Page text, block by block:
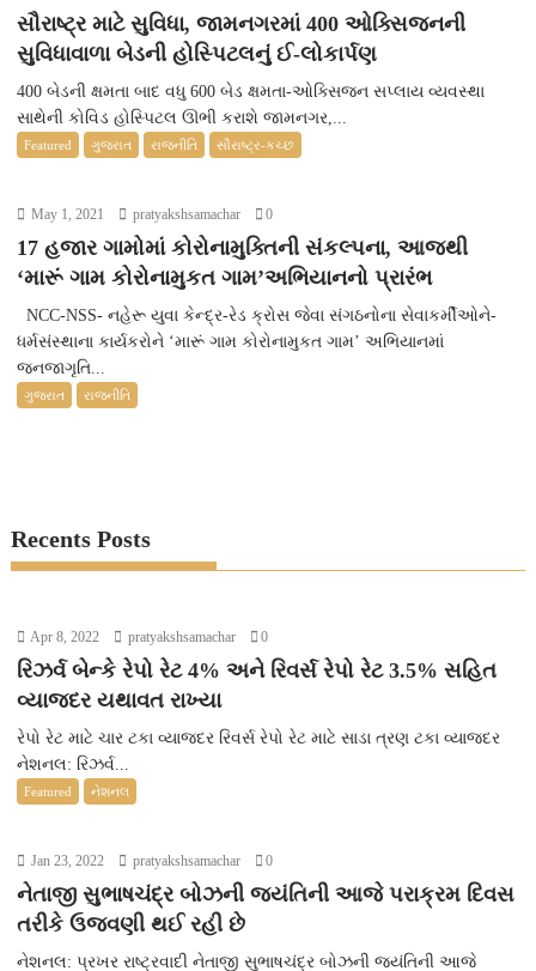
સૌરાષ્ટ્ર માટે સુવિધા, જામનગરમાં 400 ઓક્સિજનની
સુવિધાવાળા બેડની હોસ્પિટલનું ઈ-લોકાર્પણ
400 બેડની ક્ષમતા બાદ વધુ 600 બેડ ક્ષમતા-ઓક્સિજન સપ્લાય વ્યવસ્થા
સાથેની કોવિડ હોસ્પિટલ ઊભી કરાશે જામનગર,...
Featured ગુજરાત રાજનીતિ સૌરાષ્ટ્ર-કચ્છ
May 1, 2021 pratyakshsamachar 0
17 હજાર ગામોમાં કોરોનામુક્તિની સંકલ્પના, આજથી
‘મારૂં ગામ કોરોનામુકત ગામ’અભિયાનનો પ્રારંભ
NCC-NSS- નહેરૂ યુવા કેન્દ્ર-રેડ ક્રોસ જેવા સંગઠનોના સેવાકર્મીઓને-
ધર્મસંસ્થાના કાર્યકરોને ‘મારૂં ગામ કોરોનામુકત ગામ’ અભિયાનમાં
જનજાગૃતિ...
ગુજરાત રાજનીતિ
Recents Posts
Apr 8, 2022 pratyakshsamachar 0
રિઝર્વ બેન્કે રેપો રેટ 4% અને રિવર્સ રેપો રેટ 3.5% સહિત
વ્યાજદર યથાવત રાખ્યા
રેપો રેટ માટે ચાર ટકા વ્યાજદર રિવર્સ રેપો રેટ માટે સાડા ત્રણ ટકા વ્યાજદર
નેશનલ: રિઝર્વ...
Featured નેશનલ
Jan 23, 2022 pratyakshsamachar 0
નેતાજી સુભાષચંદ્ર બોઝની જયંતિની આજે પરાક્રમ દિવસ
તરીકે ઉજવણી થઈ રહી છે
નેશનલ: પ્રખર રાષ્ટ્રવાદી નેતાજી સુભાષચંદ્ર બોઝની જયંતિની આજે